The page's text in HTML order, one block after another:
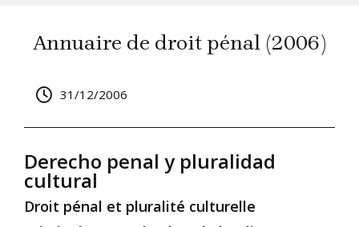
Annuaire de droit pénal (2006)
31/12/2006
Derecho penal y pluralidad
cultural
Droit pénal et pluralité culturelle